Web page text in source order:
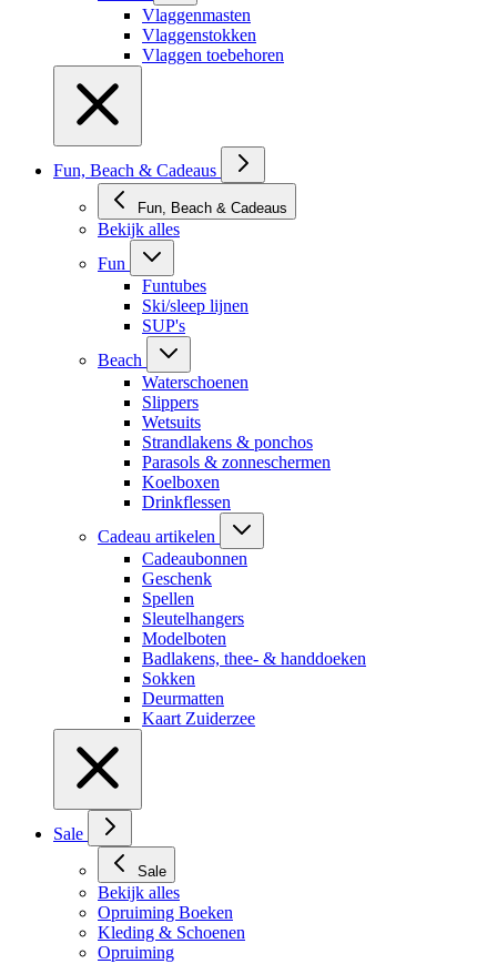
Vlaggenmasten
Vlaggenstokken
Vlaggen toebehoren
Fun, Beach & Cadeaus
Fun, Beach & Cadeaus
Bekijk alles
Fun
Funtubes
Ski/sleep lijnen
SUP's
Beach
Waterschoenen
Slippers
Wetsuits
Strandlakens & ponchos
Parasols & zonneschermen
Koelboxen
Drinkflessen
Cadeau artikelen
Cadeaubonnen
Geschenk
Spellen
Sleutelhangers
Modelboten
Badlakens, thee- & handdoeken
Sokken
Deurmatten
Kaart Zuiderzee
Sale
Sale
Bekijk alles
Opruiming Boeken
Kleding & Schoenen
Opruiming